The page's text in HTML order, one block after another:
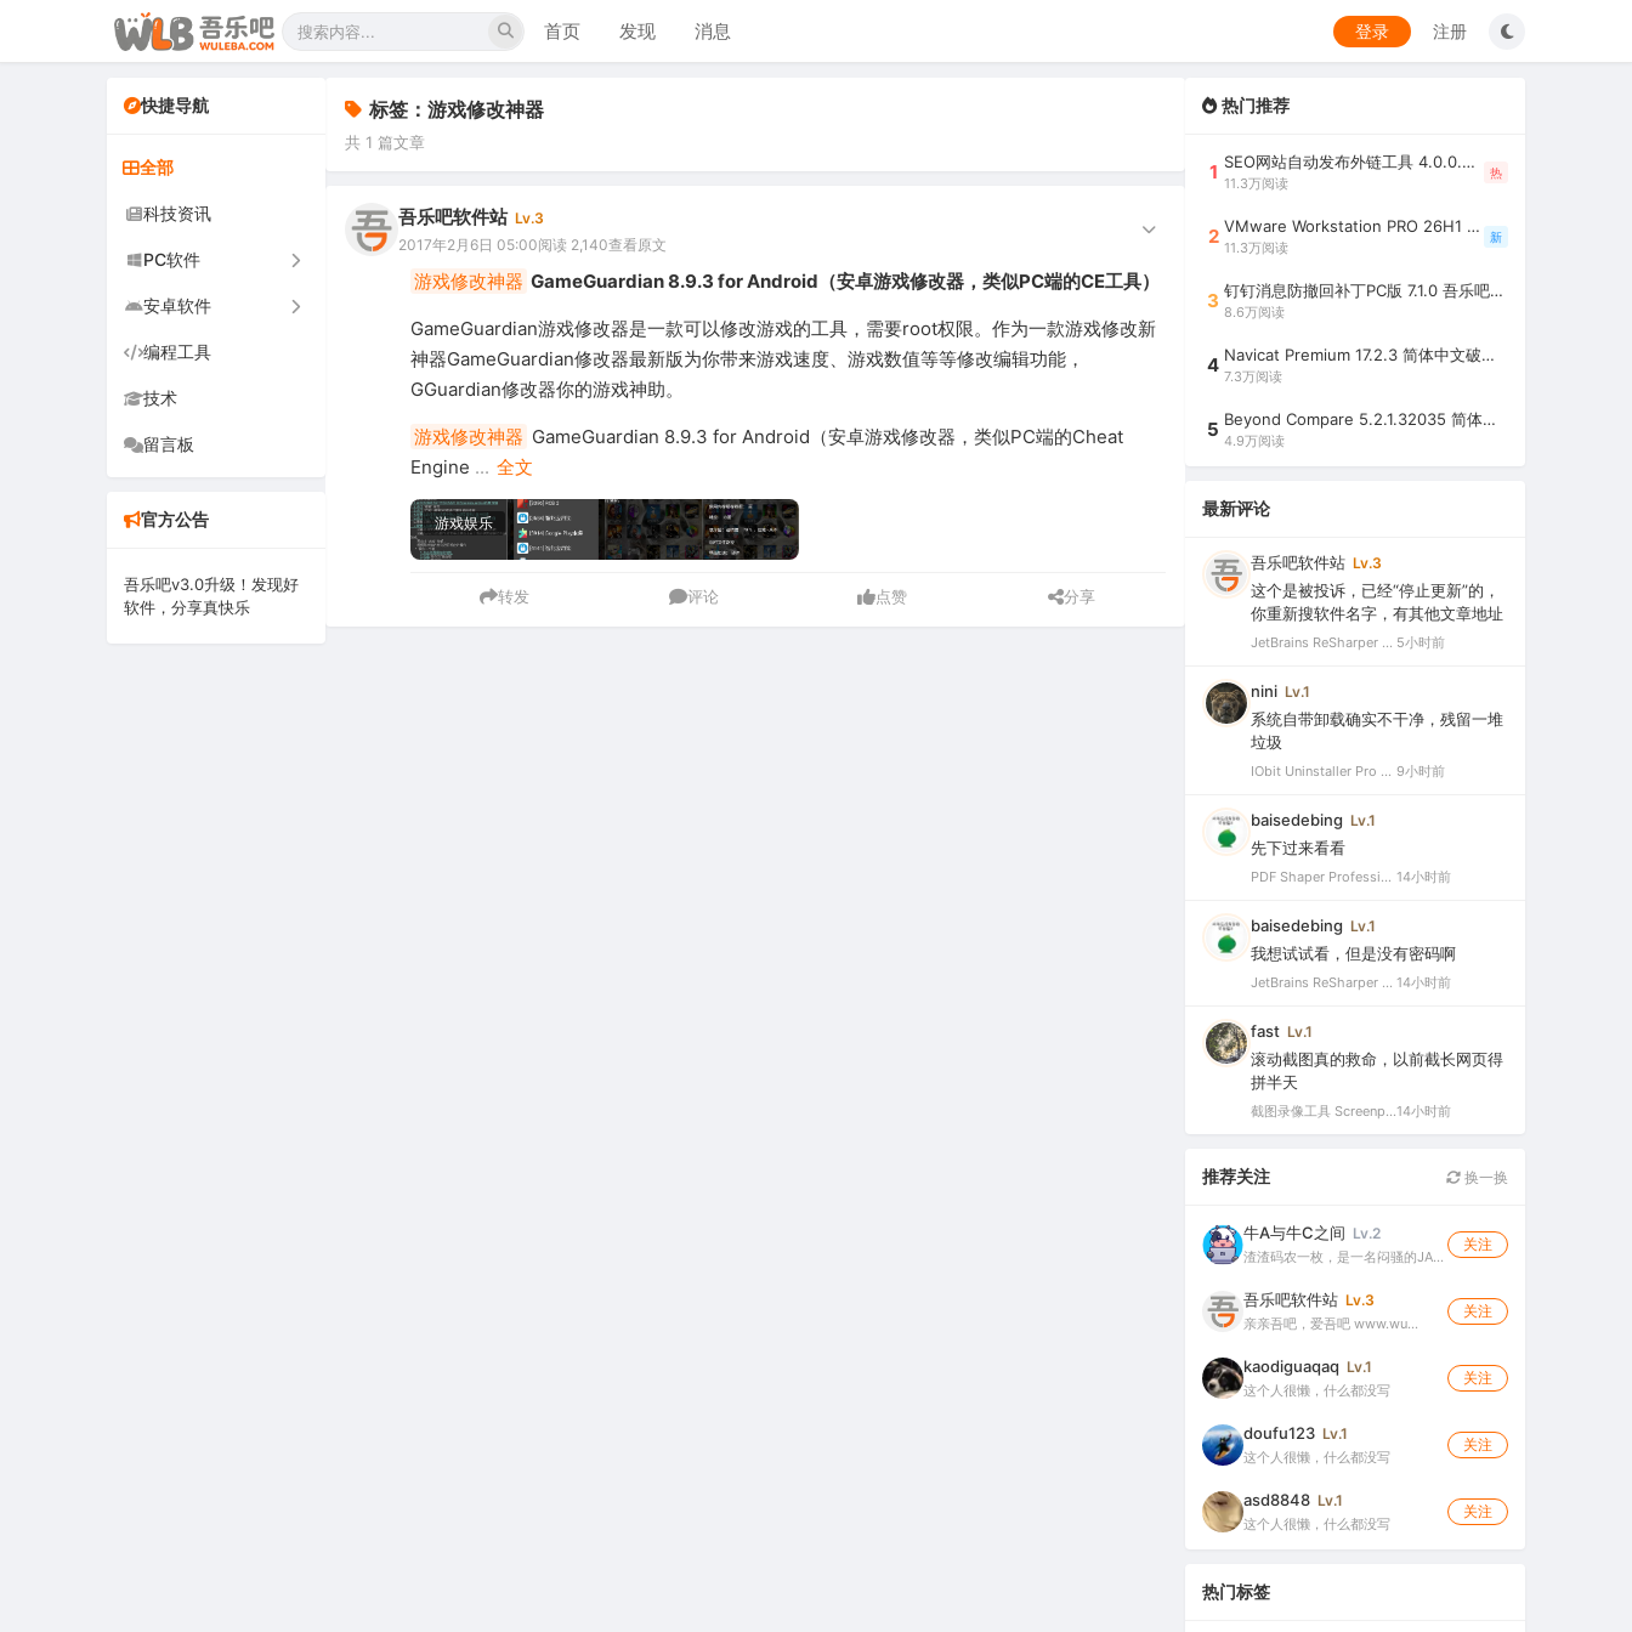
首页 发现 消息 登录 注册
快捷导航
全部
科技资讯
PC软件
办公软件
网络软件
音频视频
系统下载
安卓软件
手机软件
车机软件
编程工具
技术
留言板
官方公告
吾乐吧v3.0升级！发现好
软件，分享真快乐
标签：游戏修改神器
共 1 篇文章
吾乐吧软件站 Lv.3
2017年2月6日 05:00阅读 2,140查看原文
游戏修改神器 GameGuardian 8.9.3 for Android（安卓游戏修改器，类似PC端的CE工具）
GameGuardian游戏修改器是一款可以修改游戏的工具，需要root权限。作为一款游戏修改新
神器GameGuardian修改器最新版为你带来游戏速度、游戏数值等等修改编辑功能，
GGuardian修改器你的游戏神助。
游戏修改神器 GameGuardian 8.9.3 for Android（安卓游戏修改器，类似PC端的Cheat
Engine ... 全文
游戏娱乐
转发 评论 点赞 分享
热门推荐
1 SEO网站自动发布外链工具 4.0.0.0 吾乐吧优化版（智能代理狂刷外链）
11.3万阅读
热
2 VMware Workstation PRO 26H1 中文精简安装注册版 / 完整版（最好用的虚拟机软件）
11.3万阅读
新
3 钉钉消息防撤回补丁PC版 7.1.0 吾乐吧优化版（支持消息防撤回+钉钉多开+支持消息永不已读+去除钉钉水印）
8.6万阅读
4 Navicat Premium 17.2.3 简体中文破解版（多重数据库管理工具）
7.3万阅读
5 Beyond Compare 5.2.1.32035 简体中文注册版（超强文件/夹比较工具）
4.9万阅读
最新评论
吾乐吧软件站 Lv.3
这个是被投诉，已经“停止更新”的，
你重新搜软件名字，有其他文章地址
JetBrains ReSharper 2021.2.1 Ultimate 官方最新破解版+注册机（VS最好用的插件，停止更新） 5小时前
nini Lv.1
系统自带卸载确实不干净，残留一堆
垃圾
IObit Uninstaller Pro 15.5.0.11 绿色特别版（强大的软件卸载工具） 9小时前
baisedebing Lv.1
先下过来看看
PDF Shaper Professional 15.6 中文破解版（强大实用的全能PDF工具箱） 14小时前
baisedebing Lv.1
我想试试看，但是没有密码啊
JetBrains ReSharper 2021.2.1 Ultimate 官方最新破解版+注册机（VS最好用的插件，停止更新） 14小时前
fast Lv.1
滚动截图真的救命，以前截长网页得
拼半天
截图录像工具 Screenpresso Pro v2.2.12 多语便携版（截图录屏二合一的轻量工具）14小时前
推荐关注 换一换
牛A与牛C之间 Lv.2
渣渣码农一枚，是一名闷骚的JA…
关注
吾乐吧软件站 Lv.3
亲亲吾吧，爱吾吧 www.wu…
关注
kaodiguaqaq Lv.1
这个人很懒，什么都没写
关注
doufu123 Lv.1
这个人很懒，什么都没写
关注
asd8848 Lv.1
这个人很懒，什么都没写
关注
热门标签